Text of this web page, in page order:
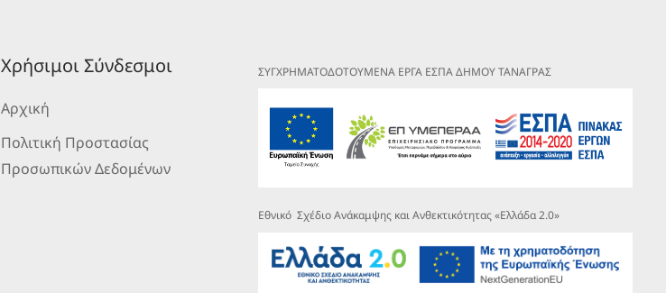
Χρήσιμοι Σύνδεσμοι
Αρχική
Πολιτική Προστασίας
Προσωπικών Δεδομένων
ΣΥΓΧΡΗΜΑΤΟΔΟΤΟΥΜΕΝΑ ΕΡΓΑ ΕΣΠΑ ΔΗΜΟΥ ΤΑΝΑΓΡΑΣ
Εθνικό Σχέδιο Ανάκαμψης και Ανθεκτικότητας «Ελλάδα 2.0»